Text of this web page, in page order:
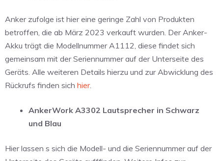
Anker zufolge ist hier eine geringe Zahl von Produkten
betroffen, die ab März 2023 verkauft wurden. Der Anker-
Akku trägt die Modellnummer A1112, diese findet sich
gemeinsam mit der Seriennummer auf der Unterseite des
Geräts. Alle weiteren Details hierzu und zur Abwicklung des
Rückrufs finden sich hier.
AnkerWork A3302 Lautsprecher in Schwarz
und Blau
Hier lassen s sich die Modell- und die Seriennummer auf der